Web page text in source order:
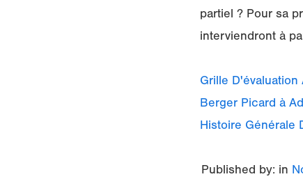
partiel ? Pour sa
interviendront à
Grille D'évaluation
Berger Picard à
Histoire Générale
Published by: in